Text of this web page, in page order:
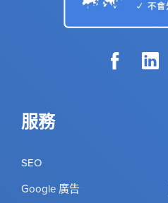
服務
SEO
Google 廣告